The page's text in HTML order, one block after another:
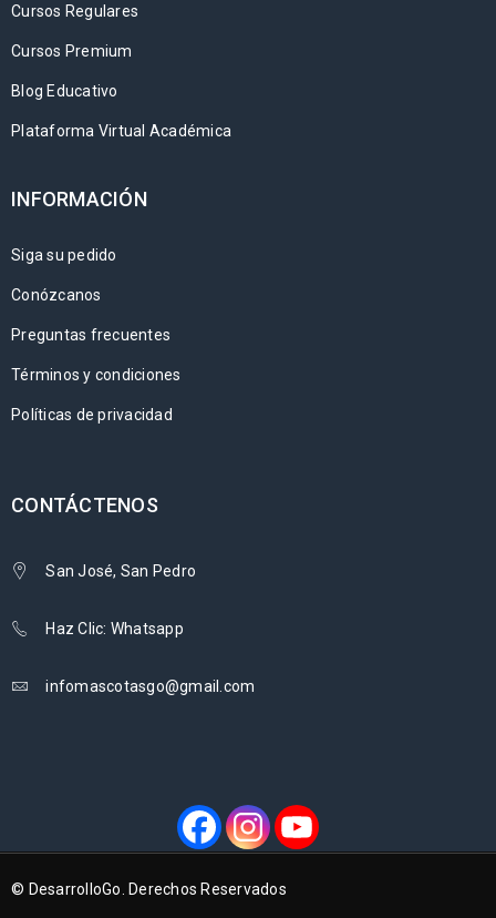
Cursos Regulares
Cursos Premium
Blog Educativo
Plataforma Virtual Académica
INFORMACIÓN
Siga su pedido
Conózcanos
Preguntas frecuentes
Términos y condiciones
Políticas de privacidad
CONTÁCTENOS
San José, San Pedro
Haz Clic: Whatsapp
infomascotasgo@gmail.com
© DesarrolloGo. Derechos Reservados